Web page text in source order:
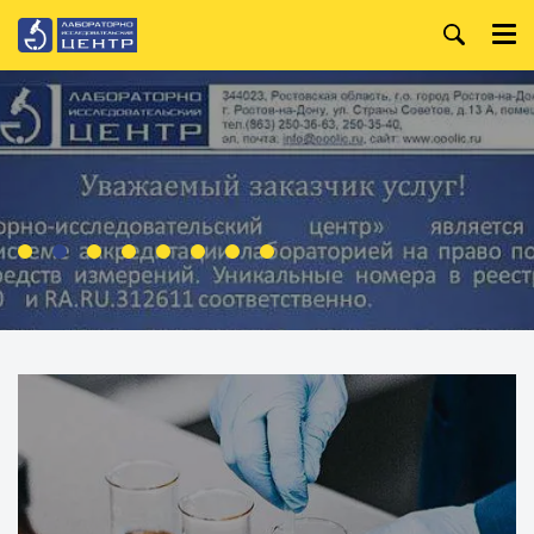
Главная
О компании
Услуги
Анализ лакокрасочных
материалов
Организация и
проведение специальной
оценки условий труда
Производственный
материалов
Анализ металлов и
Анализ нефтепродуктов
+7 (863) 250-36-63
+7 (863) 250-32-09
WhatsApp:
Режим работы:
Пн. — Пт.
8:00 — 18:00